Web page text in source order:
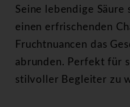
Seine lebendige Säure
einen erfrischenden
Fruchtnuancen das
abrunden. Perfekt für
stilvoller Begleiter zu